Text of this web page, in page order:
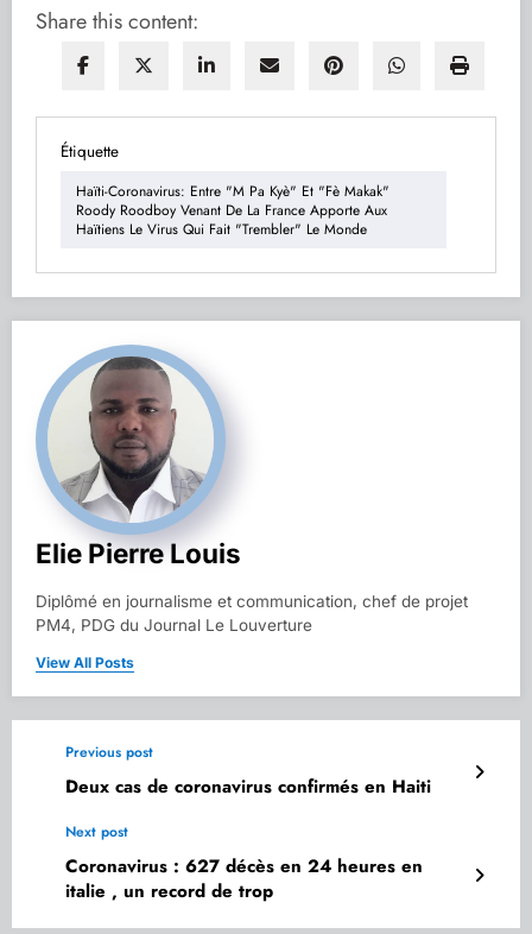
Share this content:
Étiquette
Haïti-Coronavirus: Entre "M Pa Kyè" Et "Fè Makak"
Roody Roodboy Venant De La France Apporte Aux
Haïtiens Le Virus Qui Fait "trembler" Le Monde
Elie Pierre Louis
Diplômé en journalisme et communication, chef de projet
PM4, PDG du Journal Le Louverture
View All Posts
Previous post
Deux cas de coronavirus confirmés en Haiti
Next post
Coronavirus : 627 décès en 24 heures en
italie , un record de trop